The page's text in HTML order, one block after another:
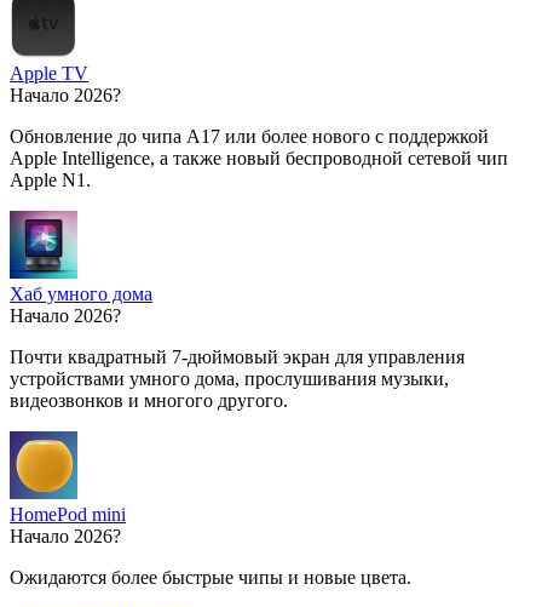
Apple TV
Начало 2026?
Обновление до чипа A17 или более нового с поддержкой
Apple Intelligence, а также новый беспроводной сетевой чип
Apple N1.
Хаб умного дома
Начало 2026?
Почти квадратный 7-дюймовый экран для управления
устройствами умного дома, прослушивания музыки,
видеозвонков и многого другого.
HomePod mini
Начало 2026?
Ожидаются более быстрые чипы и новые цвета.